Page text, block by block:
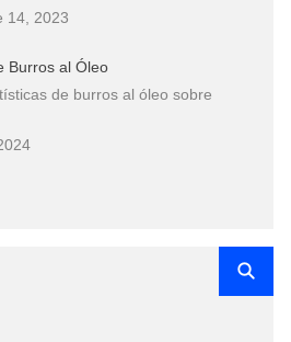
14, 2023
Burros al Óleo
de burros al óleo sobre